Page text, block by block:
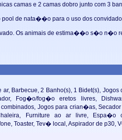
camas e 2 camas dobro junto com 3
pool de nata��o para o uso dos
Os animais de estima��o s�o n�o
ar, Barbecue, 2 Banho(s), 1 Bidet(s),
Fog�o/fog�o eretos livres,
combinados, Jogos para crian�as,
Furniture ao ar livre, Espa�o
Toaster, Tev� local, Aspirador de p30,